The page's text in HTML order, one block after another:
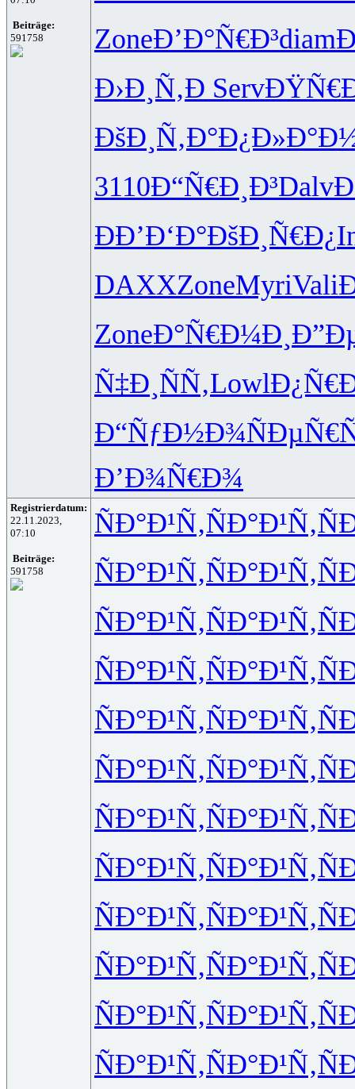
Beiträge:
591758
ZoneÐ’Ð°Ñ€Ð³diam
Ð›Ð¸Ñ‚Ð Serv
ÐšÐ¸Ñ‚Ð°
3110Ð“Ñ€Ð¸Ð³Dalv
ÐÐ’Ð‘Ð°ÐšÐ¸Ñ€Ð¿
DAXXZoneMyriVali
ZoneÐ°Ñ€Ð¼Ð¸
Ñ‡Ð¸ÑÑ‚Lowl
Ð“ÑƒÐ½Ð¾
Ð’Ð¾Ñ€Ð¾
Registrierdatum:
22.11.2023,
07:10
Beiträge:
591758
ÑÐ°Ð¹Ñ‚ÑÐ°Ð¹Ñ‚
ÑÐ°Ð¹Ñ‚ÑÐ°Ð¹Ñ‚
ÑÐ°Ð¹Ñ‚ÑÐ°Ð¹Ñ‚
ÑÐ°Ð¹Ñ‚ÑÐ°Ð¹Ñ‚
ÑÐ°Ð¹Ñ‚ÑÐ°Ð¹Ñ‚
ÑÐ°Ð¹Ñ‚ÑÐ°Ð¹Ñ‚
ÑÐ°Ð¹Ñ‚ÑÐ°Ð¹Ñ‚
ÑÐ°Ð¹Ñ‚ÑÐ°Ð¹Ñ‚
ÑÐ°Ð¹Ñ‚ÑÐ°Ð¹Ñ‚
ÑÐ°Ð¹Ñ‚ÑÐ°Ð¹Ñ‚
ÑÐ°Ð¹Ñ‚ÑÐ°Ð¹Ñ‚
ÑÐ°Ð¹Ñ‚ÑÐ°Ð¹Ñ‚